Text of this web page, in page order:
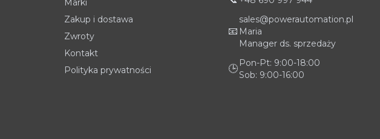
Marki
Zakup i dostawa
Zwroty
Kontakt
Polityka prywatności
📧
sales@powerautomation.pl
Maria
Manager ds. sprzedaży
🕒 Pon-Pt: 9:00-18:00
Sob: 9:00-16:00